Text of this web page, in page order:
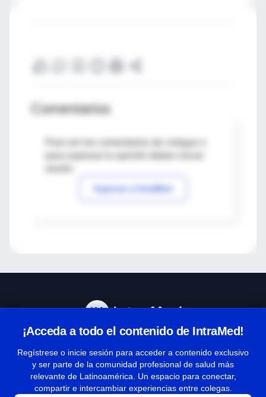
Comentarios
Para ver los comentarios de colegas o
Ingresar a IntraMed
¡Acceda a todo el contenido de IntraMed!
Regístrese o inicie sesión para acceder a contenido exclusivo
y ser parte de la comunidad profesional de salud más
relevante de Latinoamérica. Un espacio para conectar,
compartir e intercambiar experiencias entre colegas.
Términos y condiciones